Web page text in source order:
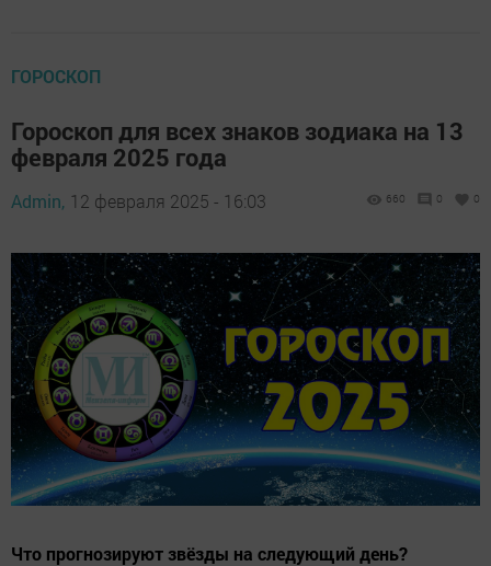
ГОРОСКОП
Гороскоп для всех знаков зодиака на 13
февраля 2025 года
Admin, 12 февраля 2025 - 16:03 660 0 0
Что прогнозируют звёзды на следующий день?